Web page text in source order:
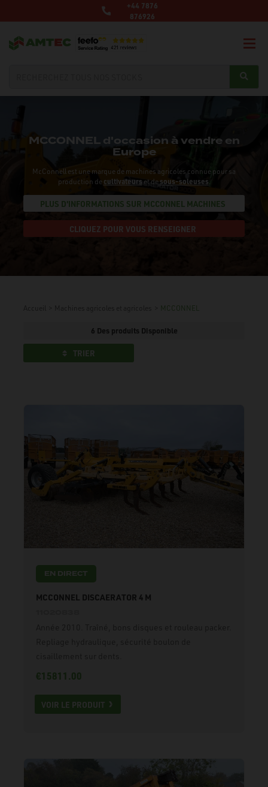
+44 7876
876926
MCCONNEL d'occasion à vendre en
Europe
McConnell est une marque de machines agricoles connue pour sa
production de cultivateurs et desous-soleuses.
PLUS D'INFORMATIONS SUR MCCONNEL MACHINES
CLIQUEZ POUR VOUS RENSEIGNER
MCCONNEL
6 Des produits Disponible
TRIER
EN DIRECT
MCCONNEL DISCAERATOR 4 M
€15811.00
VOIR LE PRODUIT